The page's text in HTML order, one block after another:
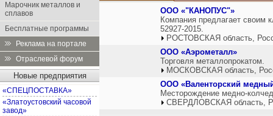
Марочник металлов и
сплавов
Бесплатные программы
Реклама на портале
Отраслевой форум
Новые предприятия
«СПЕЦПОСТАВКА»
«Златоустовский часовой
завод»
ООО «"КАНОПУС"»
Компания предлагает своим
52927-2015.
РОСТОВСКАЯ область,
ООО «Аэрометалл»
Торговля металлопрокатом.
МОСКОВСКАЯ область,
ООО «Валенторский
Месторождение медно-
СВЕРДЛОВСКАЯ область,